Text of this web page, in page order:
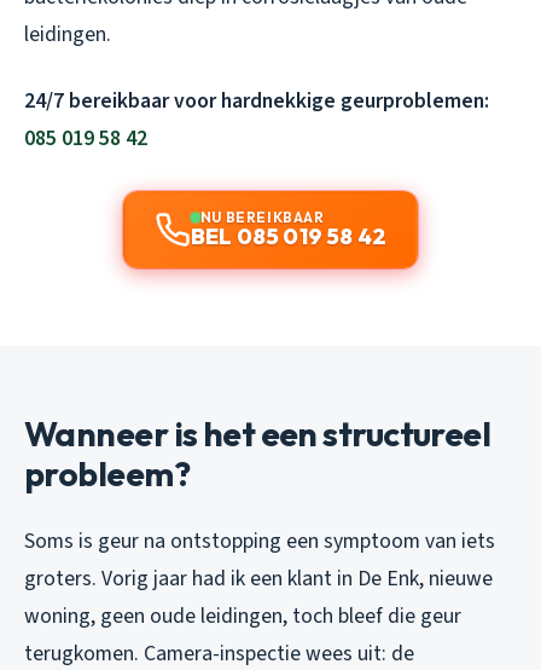
leidingen.
24/7 bereikbaar voor hardnekkige geurproblemen:
085 019 58 42
NU BEREIKBAAR
BEL 085 019 58 42
Wanneer is het een structureel
probleem?
Soms is geur na ontstopping een symptoom van iets
groters. Vorig jaar had ik een klant in De Enk, nieuwe
woning, geen oude leidingen, toch bleef die geur
terugkomen. Camera-inspectie wees uit: de